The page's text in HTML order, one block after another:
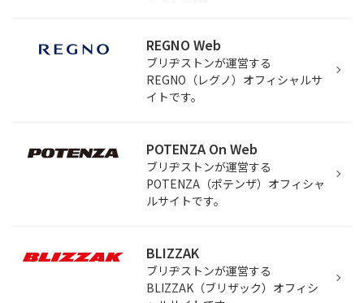
REGNO Web
ブリヂストンが運営する
REGNO（レグノ）オフィシャルサ
イトです。
POTENZA On Web
ブリヂストンが運営する
POTENZA（ポテンザ）オフィシャ
ルサイトです。
BLIZZAK
ブリヂストンが運営する
BLIZZAK（ブリザック）オフィシ